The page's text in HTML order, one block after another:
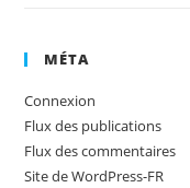
MÉTA
Connexion
Flux des publications
Flux des commentaires
Site de WordPress-FR